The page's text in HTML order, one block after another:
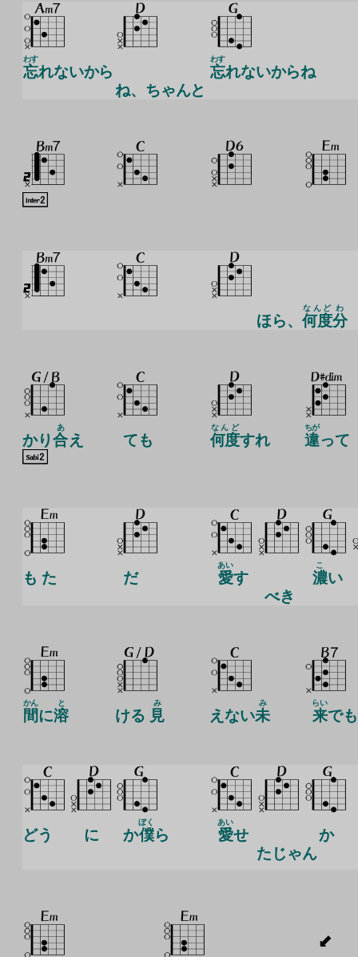
忘
わす
れないから
ね、ちゃんと
忘
わす
れないからね
ほら、 何度
なんど
分
わ
かり合
あ
え ても 何度
なんど
すれ 違
ちが
って
も た だ 愛
あい
す
べき
濃
こ
い
間
かん
に溶
と
ける 見
み
えない未
み
来
らい
でも
どう に か僕
ぼく
ら 愛
あい
せ
たじゃん
か